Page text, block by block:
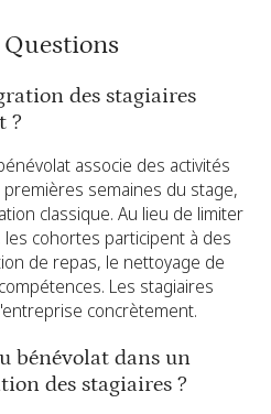
des stagiaires
?
associe des activités
semaines du stage,
classique. Au lieu de limiter
cohortes participent à des
de repas, le nettoyage de
Les stagiaires
concrètement.
bénévolat dans un
des stagiaires ?